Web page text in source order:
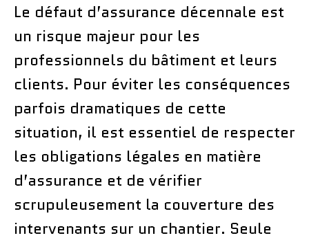
Le défaut d’assurance décennale est
un risque majeur pour les
professionnels du bâtiment et leurs
clients. Pour éviter les conséquences
parfois dramatiques de cette
situation, il est essentiel de respecter
les obligations légales en matière
d’assurance et de vérifier
scrupuleusement la couverture des
intervenants sur un chantier. Seule